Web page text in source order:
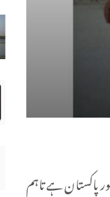
پاکستان ہے تاہم